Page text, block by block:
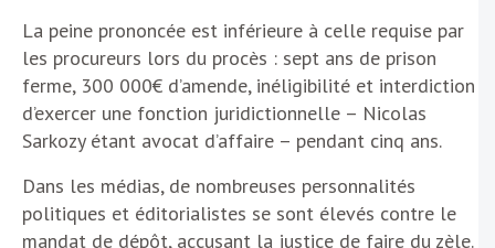
La peine prononcée est inférieure à celle requise par
les procureurs lors du procès : sept ans de prison
ferme, 300 000€ d’amende, inéligibilité et interdiction
d’exercer une fonction juridictionnelle – Nicolas
Sarkozy étant avocat d’affaire – pendant cinq ans.
Dans les médias, de nombreuses personnalités
politiques et éditorialistes se sont élevés contre le
mandat de dépôt, accusant la justice de faire du zèle.